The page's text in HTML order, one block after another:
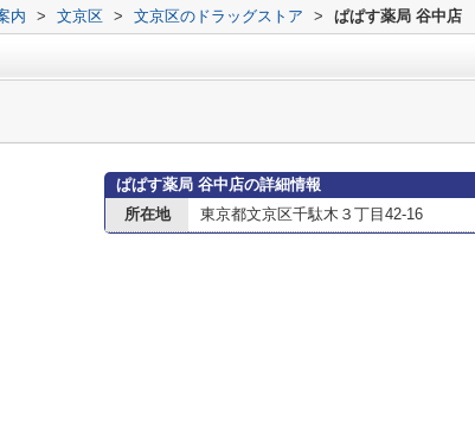
内 > 文京区 > 文京区のドラッグストア > ぱぱす薬局 谷中店
ぱぱす薬局 谷中店の詳細情報
所在地
東京都文京区千駄木３丁目42-16